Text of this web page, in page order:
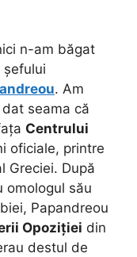
n-am băgat
șefului
. Am
seama că
Centrului
oficiale, printre
Greciei. După
omologul său
Papandreou
Opoziției din
destul de